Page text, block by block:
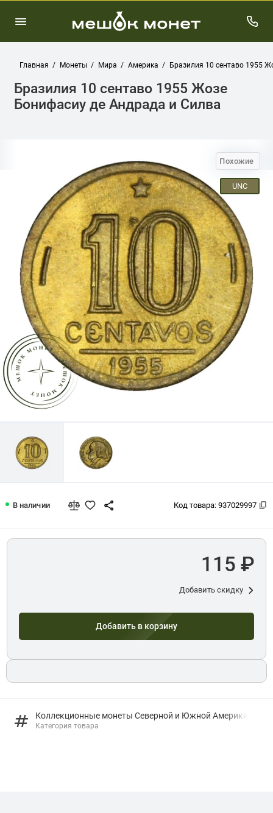
Главная Монеты Мира Америка Бразилия 10 сентаво 1955
Бразилия 10 сентаво 1955 Жозе
Бонифасиу де Андрада и Силва
Похожие
UNC
В наличии Код товара: 937029997
Коллекционные монеты Северной и Южной Америки
Категория товара
115 ₽
Добавить скидку
Добавить в корзину